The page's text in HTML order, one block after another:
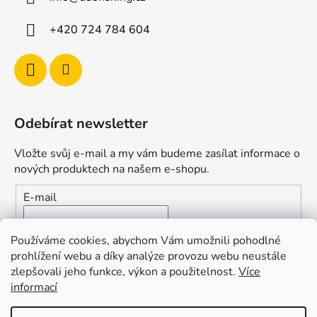
Používáme cookies, abychom Vám umožnili pohodlné
prohlížení webu a díky analýze provozu webu neustále
zlepšovali jeho funkce, výkon a použitelnost. Více
informací
+420 724 784 604
Odebírat newsletter
Vložte svůj e-mail a my vám budeme zasílat informace o
nových produktech na našem e-shopu.
E-mail
Vložením e-mailu souhlasíte s
podmínkami ochrany
osobních údajů
PŘIHLÁSIT SE